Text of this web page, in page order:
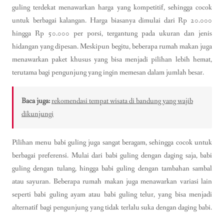
guling terdekat menawarkan harga yang kompetitif, sehingga cocok
untuk berbagai kalangan. Harga biasanya dimulai dari Rp 20.000
hingga Rp 50.000 per porsi, tergantung pada ukuran dan jenis
hidangan yang dipesan. Meskipun begitu, beberapa rumah makan juga
menawarkan paket khusus yang bisa menjadi pilihan lebih hemat,
terutama bagi pengunjung yang ingin memesan dalam jumlah besar.
Baca juga:rekomendasi tempat wisata di bandung yang wajib
dikunjungi
Pilihan menu babi guling juga sangat beragam, sehingga cocok untuk
berbagai preferensi. Mulai dari babi guling dengan daging saja, babi
guling dengan tulang, hingga babi guling dengan tambahan sambal
atau sayuran. Beberapa rumah makan juga menawarkan variasi lain
seperti babi guling ayam atau babi guling telur, yang bisa menjadi
alternatif bagi pengunjung yang tidak terlalu suka dengan daging babi.